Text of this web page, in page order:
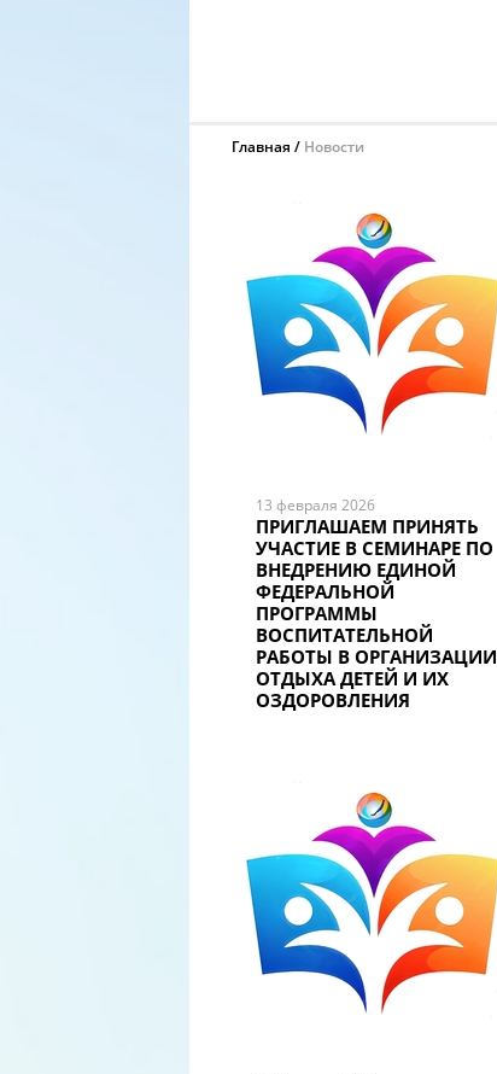
Главная Новости
13 февраля 2026
ПРИГЛАШАЕМ ПРИНЯТЬ
УЧАСТИЕ В СЕМИНАРЕ ПО
ВНЕДРЕНИЮ ЕДИНОЙ
ФЕДЕРАЛЬНОЙ
ПРОГРАММЫ
ВОСПИТАТЕЛЬНОЙ
РАБОТЫ В ОРГАНИЗАЦИИ
ОТДЫХА ДЕТЕЙ И ИХ
ОЗДОРОВЛЕНИЯ